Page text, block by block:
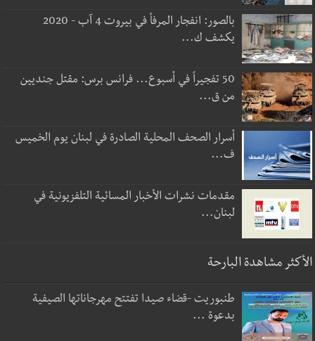
بالصور: انفجار المرفأ في بيروت 4 آب - 2020
يكشف ك...
50 تفجيراً في أسبوع... فرانس برس: مقتل جنديين
من ق...
أسرار الصحف المحلية الصادرة في لبنان يوم الخميس
ف...
مقدمات نشرات الأخبار المسائية التلفزيونية في
لبنان...
الأكثر مشاهدة البارحة
طنبوريت -قضاء صيدا تفتتح مهرجاناتها الصيفية
بدعوة ...